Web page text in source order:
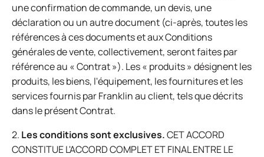
une confirmation de commande, un devis, une
déclaration ou un autre document (ci-après, toutes les
références à ces documents et aux Conditions
générales de vente, collectivement, seront faites par
référence au « Contrat »). Les « produits » désignent les
produits, les biens, l'équipement, les fournitures et les
services fournis par Franklin au client, tels que décrits
dans le présent Contrat.
2. Les conditions sont exclusives.CET ACCORD
CONSTITUE L'ACCORD COMPLET ET FINAL ENTRE LE